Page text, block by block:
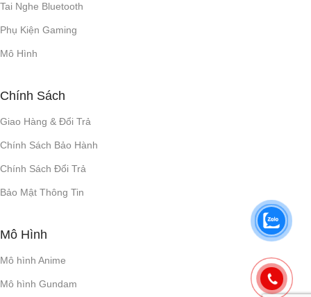
Tai Nghe Bluetooth
Phụ Kiện Gaming
Mô Hình
Chính Sách
Giao Hàng & Đổi Trả
Chính Sách Bảo Hành
Chính Sách Đổi Trả
Bảo Mật Thông Tin
Mô Hình
Mô hình Anime
Mô hình Gundam